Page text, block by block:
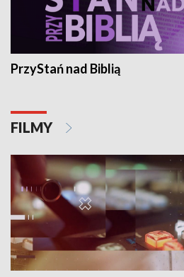
PrzyStań nad Biblią
FILMY